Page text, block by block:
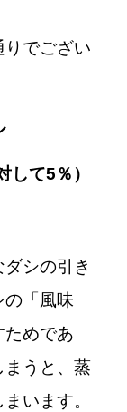
でござい
て5％）
シの引き
の「風味
ためであ
まうと、蒸
います。